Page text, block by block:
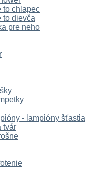
to chlapec
to dievča
pre neho
- lampióny šťastia
tvár